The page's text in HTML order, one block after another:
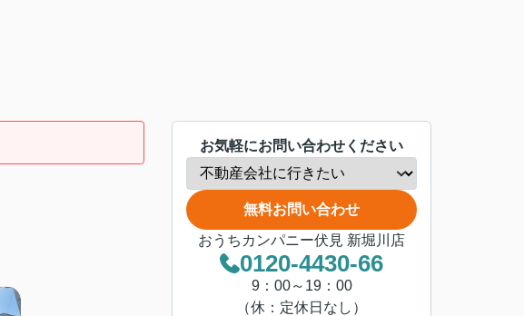
お気軽にお問い合わせください
無料お問い合わせ
おうちカンパニー伏見 新堀川店
0120-4430-66
9：00～19：00
（休：定休日なし）